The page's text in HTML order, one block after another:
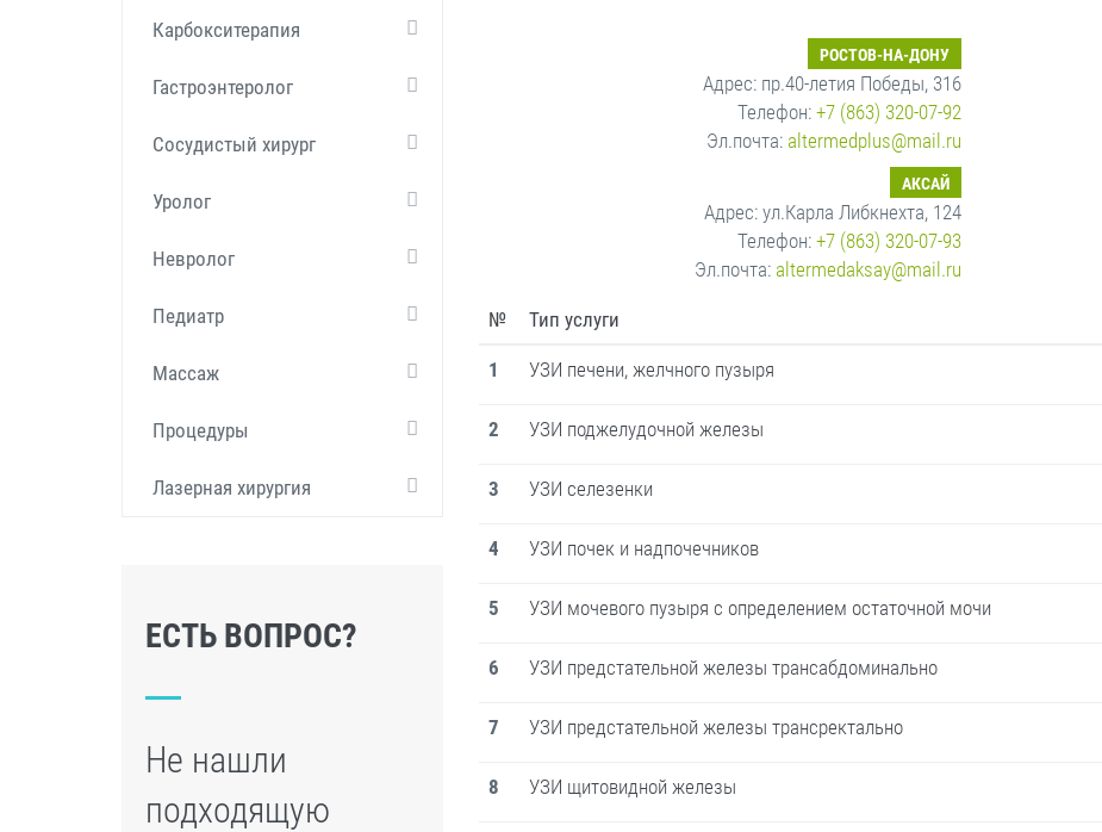
Карбокситерапия
Гастроэнтеролог
Сосудистый хирург
Уролог
Невролог
Педиатр
Массаж
Процедуры
Лазерная хирургия
ЕСТЬ ВОПРОС?
Не нашли
подходящую
РОСТОВ-НА-ДОНУ
Адрес: пр.40-летия Победы, 316
Телефон: +7 (863) 320-07-92
Эл.почта: altermedplus@mail.ru
АКСАЙ
Адрес: ул.Карла Либкнехта, 124
Телефон: +7 (863) 320-07-93
Эл.почта: altermedaksay@mail.ru
№ Тип услуги
1 УЗИ печени, желчного пузыря
2 УЗИ поджелудочной железы
3 УЗИ селезенки
4 УЗИ почек и надпочечников
5 УЗИ мочевого пузыря с определением остаточной мочи
6 УЗИ предстательной железы трансабдоминально
7 УЗИ предстательной железы трансректально
8 УЗИ щитовидной железы